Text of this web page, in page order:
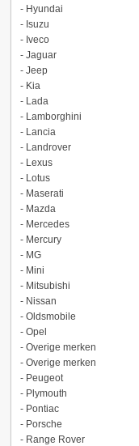
- Hyundai
- Isuzu
- Iveco
- Jaguar
- Jeep
- Kia
- Lada
- Lamborghini
- Lancia
- Landrover
- Lexus
- Lotus
- Maserati
- Mazda
- Mercedes
- Mercury
- MG
- Mini
- Mitsubishi
- Nissan
- Oldsmobile
- Opel
- Overige merken
- Overige merken
- Peugeot
- Plymouth
- Pontiac
- Porsche
- Range Rover